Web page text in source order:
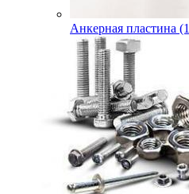
Анкерная пластина